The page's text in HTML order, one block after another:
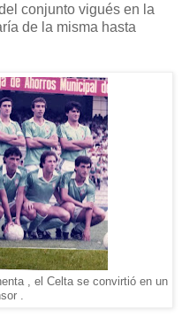
conjunto vigués en la
de la misma hasta
, el Celta se convirtió en un
.